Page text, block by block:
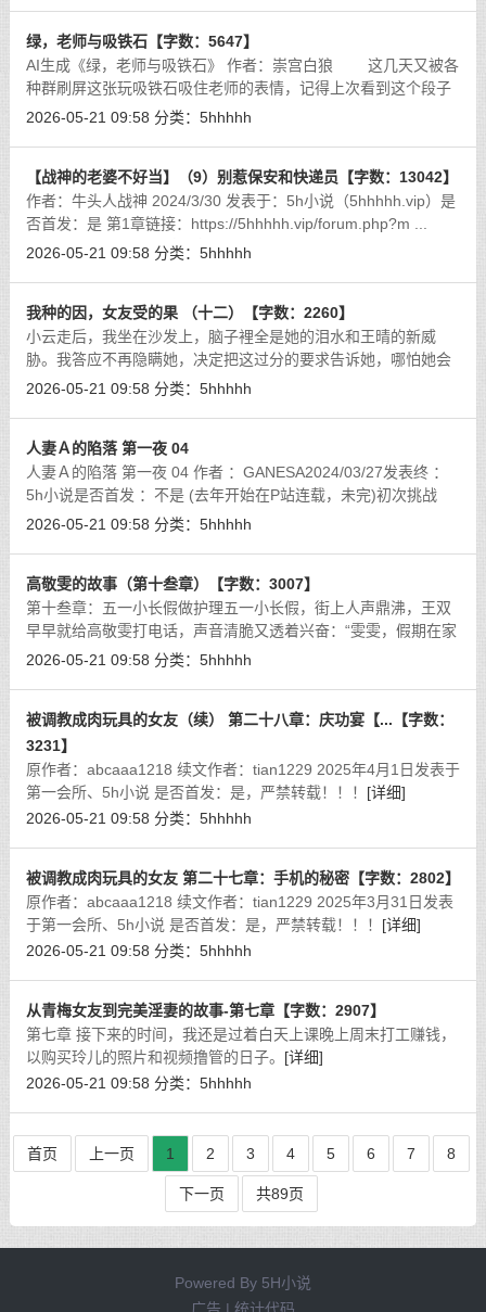
绿，老师与吸铁石【字数：5647】
AI生成《绿，老师与吸铁石》 作者：崇宫白狼 这几天又被各
种群刷屏这张玩吸铁石吸住老师的表情，记得上次看到这个段子
还是上次，什么，大清亡了？不过刚好趁着最近都在玩AI，于是
2026-05-21 09:58 分类： 5hhhhh
【战神的老婆不好当】（9）别惹保安和快递员【字数：13042】
作者：牛头人战神 2024/3/30 发表于：5h小说（5hhhhh.vip）是
否首发：是 第1章链接：https://5hhhhh.vip/forum.php?m ...
id=42098&extra=第2章链接：https://5hhhhh.vip/forum.php?
2026-05-21 09:58 分类： 5hhhhh
我种的因，女友受的果 （十二）【字数：2260】
小云走后，我坐在沙发上，脑子裡全是她的泪水和王晴的新威
胁。我答应不再隐瞒她，决定把这过分的要求告诉她，哪怕她会
崩溃，至少我们能一起面对。我拨通她电话，低声说：「小云，
2026-05-21 09:58 分类： 5hhhhh
人妻Ａ的陷落 第一夜 04
人妻Ａ的陷落 第一夜 04 作者 ：GANESA2024/03/27发表终 ：
5h小说是否首发 ：不是 (去年开始在P站连载，未完)初次挑战
NTR、3P的描写，欢迎善意提醒及意见…
2026-05-21 09:58 分类： 5hhhhh
高敬雯的故事（第十叁章）【字数：3007】
第十叁章：五一小长假做护理五一小长假，街上人声鼎沸，王双
早早就给高敬雯打电话，声音清脆又透着兴奋：“雯雯，假期在家
多无聊，咱们去逛街吧！带上各自男朋友，反正周磊和陈平也认
2026-05-21 09:58 分类： 5hhhhh
被调教成肉玩具的女友（续） 第二十八章：庆功宴【...【字数：
3231】
原作者：abcaaa1218 续文作者：tian1229 2025年4月1日发表于
第一会所、5h小说 是否首发：是，严禁转载！！！ [详细]
2026-05-21 09:58 分类： 5hhhhh
被调教成肉玩具的女友 第二十七章：手机的秘密【字数：2802】
原作者：abcaaa1218 续文作者：tian1229 2025年3月31日发表
于第一会所、5h小说 是否首发：是，严禁转载！！！ [详细]
2026-05-21 09:58 分类： 5hhhhh
从青梅女友到完美淫妻的故事-第七章【字数：2907】
第七章 接下来的时间，我还是过着白天上课晚上周末打工赚钱，
以购买玲儿的照片和视频撸管的日子。 [详细]
2026-05-21 09:58 分类： 5hhhhh
首页 上一页 1 2 3 4 5 6 7 8
下一页 共89页
Powered By 5H小说